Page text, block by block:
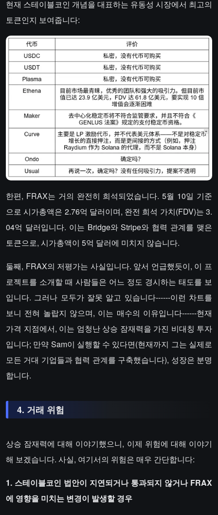
현재 스테이블코인 개념을 대표하는 유동성 시장에서 최고의
토큰인지 보여줍니다:
한편, FRAX는 거의 완전히 희석되었습니다. 5월 10일 기준
으로 시가총액은 2.76억 달러이며, 완전 희석 가치(FDV)는 3.
04억 달러입니다. 이는 Bridge와 Stripe와 협력 관계를 맺은
토큰으로, 시가총액이 5억 달러에 미치지 않습니다.
둘째, FRAX의 저평가는 사실입니다. 앞서 언급했듯이, 이 프
로젝트를 소개할 때 사람들은 어느 정도 경시하는 태도를 보
입니다. 그러나 모두가 잘못 알고 있습니다------이런 차트를
보니 전혀 놀랍지 않으며, 이는 매수의 이유입니다------현재
가격 지점에서, 이는 엄청난 상승 잠재력을 가진 비대칭 투자
입니다; 만약 Sam이 실행할 수 있다면(현재까지 그는 실제로
모든 거대 기업들과 협력 관계를 구축했습니다), 성장은 분명
합니다.
4. 거래 위험
상승 잠재력에 대해 이야기했으니, 이제 위험에 대해 이야기
해 보겠습니다. 사실, 여기서의 위험은 매우 간단합니다:
1. 스테이블코인 법안이 지연되거나 통과되지 않거나 FRAX
에 영향을 미치는 변경이 발생할 경우